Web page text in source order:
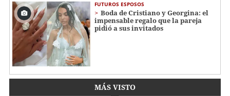
FUTUROS ESPOSOS
Boda de Cristiano y Georgina: el
impensable regalo que la pareja
pidió a sus invitados
MÁS VISTO